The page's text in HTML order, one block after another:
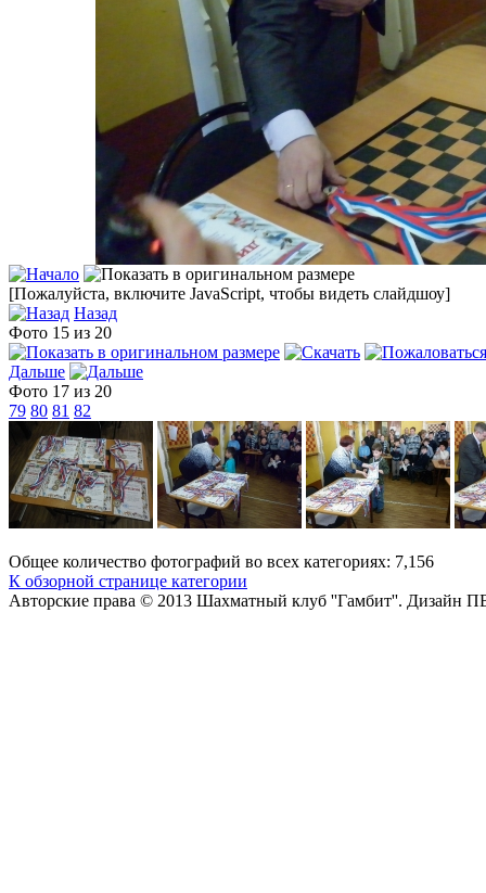
[Пожалуйста, включите JavaScript, чтобы видеть слайдшоу]
Назад
Фото 15 из 20
Дальше
Фото 17 из 20
79 80 81 82
Общее количество фотографий во всех категориях: 7,156
К обзорной странице категории
Авторские права © 2013 Шахматный клуб ''Гамбит''. Дизайн